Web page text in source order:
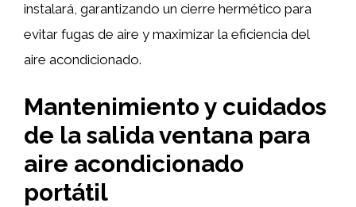
instalará, garantizando un cierre hermético para
evitar fugas de aire y maximizar la eficiencia del
aire acondicionado.
Mantenimiento y cuidados
de la salida ventana para
aire acondicionado
portátil